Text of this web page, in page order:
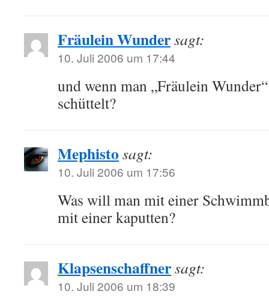
Fräulein Wundersagt:
10. Juli 2006 um 17:44
und wenn man „Fräulein
schüttelt?
Mephisto sagt:
10. Juli 2006 um 17:56
Was will man mit einer
mit einer kaputten?
Klapsenschaffnersagt:
10. Juli 2006 um 18:39